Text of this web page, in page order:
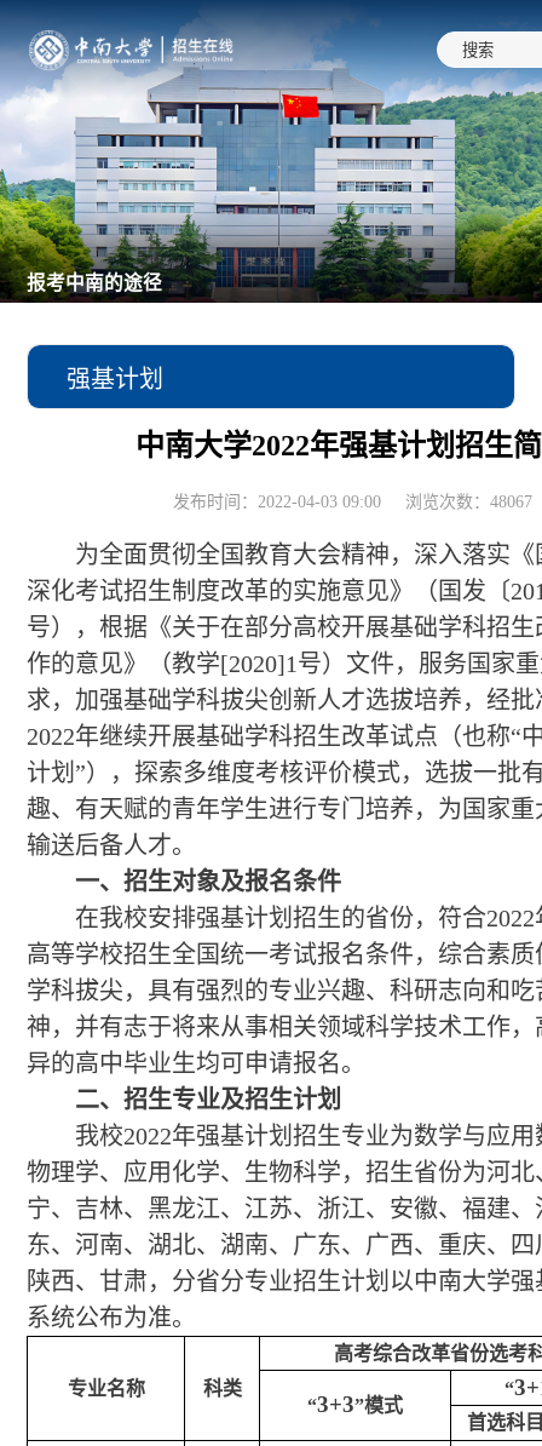
报考中南的途径
本科普通类
强基计划
高校专项
艺术类专业
运动训练专业
保送生
中南大学2022年强基计划招生
发布时间：2022-04-03 09:00 浏览次数：48067
为全面贯彻全国教育大会精神，深入落实
深化考试招生制度改革的实施意见》（国发〔
号），根据《关于在部分高校开展基础学科招
作的意见》（教学[2020]1号）文件，服务国家
求，加强基础学科拔尖创新人才选拔培养，经批
2022年继续开展基础学科招生改革试点（也称“
计划”），探索多维度考核评价模式，选拔一批
趣、有天赋的青年学生进行专门培养，为国家
输送后备人才。
一、招生对象及报名条件
在我校安排强基计划招生的省份，符合
高等学校招生全国统一考试报名条件，综合素
学科拔尖，具有强烈的专业兴趣、科研志向和
神，并有志于将来从事相关领域科学技术工作
异的高中毕业生均可申请报名。
二、招生专业及招生计划
我校2022年强基计划招生专业为数学与应
物理学、应用化学、生物科学，招生省份为河
宁、吉林、黑龙江、江苏、浙江、安徽、福建、
东、河南、湖北、湖南、广东、广西、重庆、
陕西、甘肃，分省分专业招生计划以中南大学
系统公布为准。
专业名称 科类
高考综合改革省份选考
“3+3”模式
“
首选科